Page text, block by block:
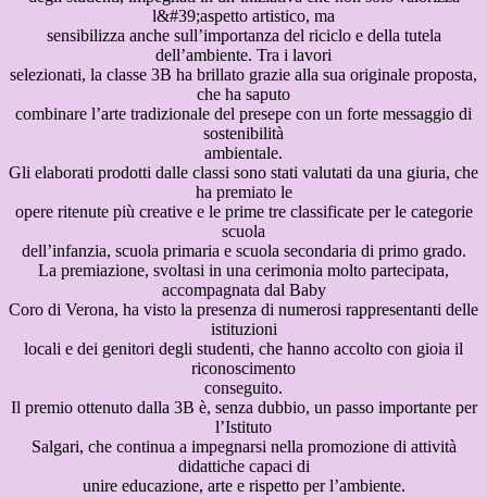
l&#39;aspetto artistico, ma
sensibilizza anche sull’importanza del riciclo e della tutela
dell’ambiente. Tra i lavori
selezionati, la classe 3B ha brillato grazie alla sua originale proposta,
che ha saputo
combinare l’arte tradizionale del presepe con un forte messaggio di
sostenibilità
ambientale.
Gli elaborati prodotti dalle classi sono stati valutati da una giuria, che
ha premiato le
opere ritenute più creative e le prime tre classificate per le categorie
scuola
dell’infanzia, scuola primaria e scuola secondaria di primo grado.
La premiazione, svoltasi in una cerimonia molto partecipata,
accompagnata dal Baby
Coro di Verona, ha visto la presenza di numerosi rappresentanti delle
istituzioni
locali e dei genitori degli studenti, che hanno accolto con gioia il
riconoscimento
conseguito.
Il premio ottenuto dalla 3B è, senza dubbio, un passo importante per
l’Istituto
Salgari, che continua a impegnarsi nella promozione di attività
didattiche capaci di
unire educazione, arte e rispetto per l’ambiente.